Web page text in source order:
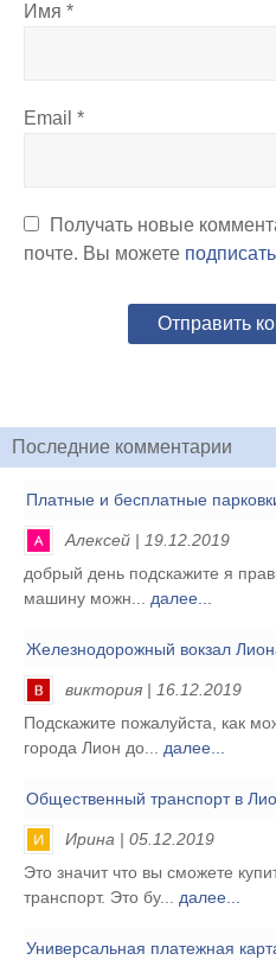
Имя *
Email *
Получать новые
почте. Вы можете
Последние комментарии
Платные и бесплатные
Алексей | 19.12.2019
добрый день подскажите я
машину можн... далее...
Железнодорожный вокзал
виктория | 16.12.2019
Подскажите пожалуйста, как
города Лион до... далее...
Общественный транспорт в
Ирина | 05.12.2019
Это значит что вы сможете
транспорт. Это бу... далее...
Универсальная платежная